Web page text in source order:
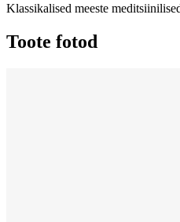
Klassikalised meeste
Toote fotod